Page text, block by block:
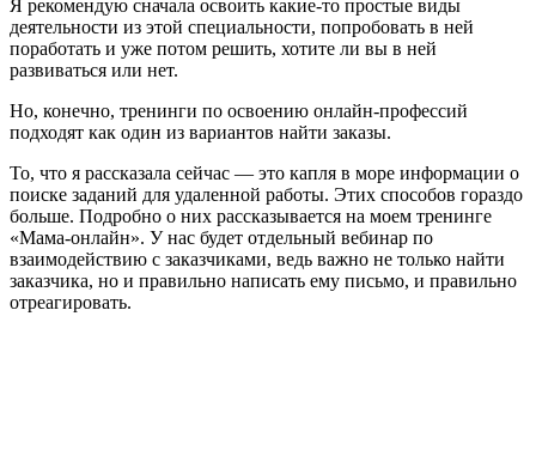
Я рекомендую сначала освоить какие-то простые виды
деятельности из этой специальности, попробовать в ней
поработать и уже потом решить, хотите ли вы в ней
развиваться или нет.
Но, конечно, тренинги по освоению онлайн-профессий
подходят как один из вариантов найти заказы.
То, что я рассказала сейчас — это капля в море информации о
поиске заданий для удаленной работы. Этих способов гораздо
больше. Подробно о них рассказывается на моем тренинге
«Мама-онлайн». У нас будет отдельный вебинар по
взаимодействию с заказчиками, ведь важно не только найти
заказчика, но и правильно написать ему письмо, и правильно
отреагировать.